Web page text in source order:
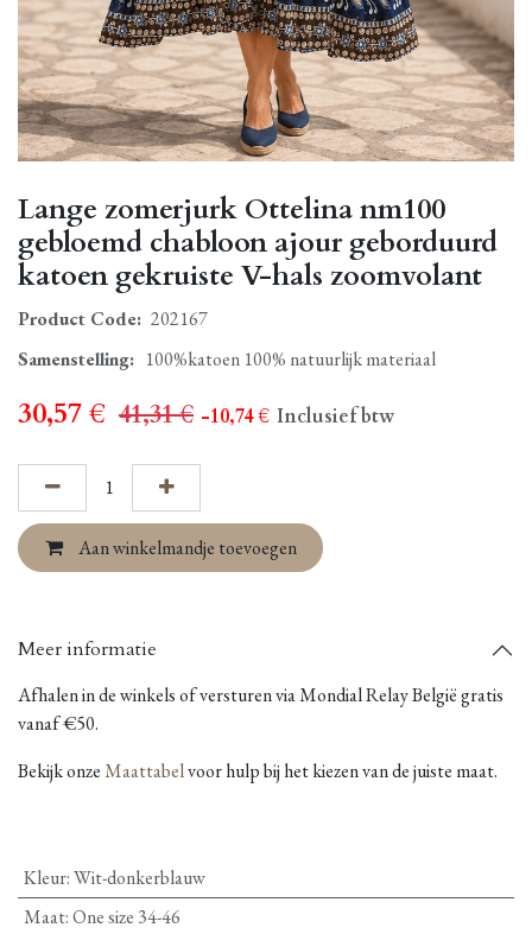
Lange zomerjurk Ottelina nm100
gebloemd chabloon ajour geborduurd
katoen gekruiste V-hals zoomvolant
Product Code: 202167
Samenstelling: 100%katoen 100% natuurlijk materiaal
30,57€ 41,31€ - 10,74€ Inclusief btw
Aan winkelmandje toevoegen
Meer informatie
Afhalen in de winkels of versturen via Mondial Relay België gratis
vanaf €50.
Bekijk onzeMaattabelvoor hulp bij het kiezen van de juiste maat.
Kleur:Wit-donkerblauw
Maat:One size 34-46